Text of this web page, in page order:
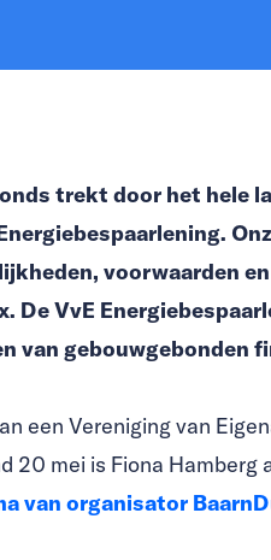
trekt door het hele
voorwaarden
De VvE
van gebouwgebonden
een Vereniging van
20 mei is Fiona Hamberg
van organisator